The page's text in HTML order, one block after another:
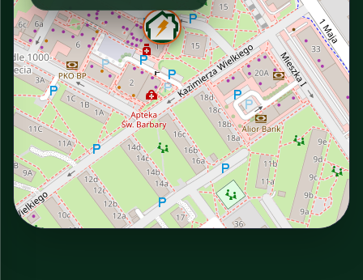
INTERACTIVE VIEW